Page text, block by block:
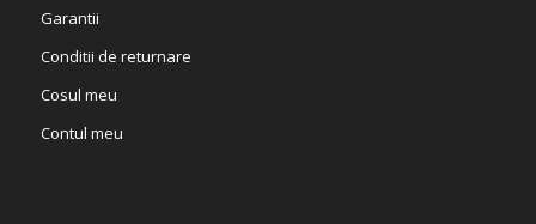
Garantii
Conditii de returnare
Cosul meu
Contul meu